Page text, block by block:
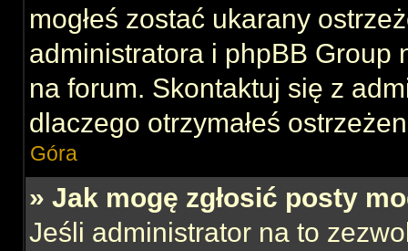
mogłeś zostać ukarany
administratora i phpBB Group
na forum. Skontaktuj się z
dlaczego otrzymałeś
Góra
» Jak mogę zgłosić posty
Jeśli administrator na to